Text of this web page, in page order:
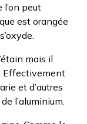
l’on peut
est orangée
mais il
Effectivement
et d’autres
l’aluminium.